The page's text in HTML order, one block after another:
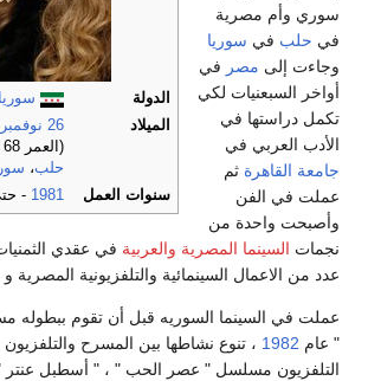
الدولة
سوريا
الميلاد
(العمر 68 سنة)
،سوريا
سنوات العمل
1981- حتى
وأم مصرية
حلب في سوريا
إلى مصر في
السبعنيات لكي
دراستها في
العربي في
القاهرةثم
في الفن
واحدة من
السينما المصرية والعربيةفي عقدي الثمنيات
من الاعمال السينمائية والتلفزيونية المصرية و
في السينما السوريه قبل أن تقوم ببطوله
عام 1982، تنوع نشاطها بين المسرح والتلفزيون
مسلسل " عصر الحب " ، " أسطبل عنتر " ، "